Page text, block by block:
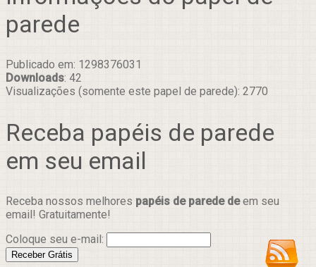
parede
Publicado em: 1298376031
Downloads: 42
Visualizações (somente este papel de parede): 2770
Receba papéis de parede
em seu email
Receba nossos melhores papéis de parede deem seu
email! Gratuitamente!
Coloque seu e-mail: